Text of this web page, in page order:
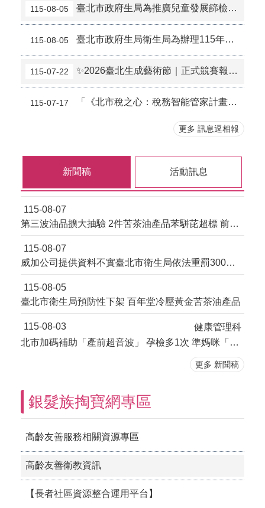
115-08-05 臺北市政府生局為推廣兒童發展篩檢服務(PeDS)，委託廠商於115年8月1日至115年11月14日辦理PeDS線上抽獎活動，歡迎兒童家長踴躍報名參加！
115-08-05 臺北市政府生局衛生局為辦理115年臺北健康養成記「命運精靈召喚所．健康運氣在你手」獎勵活動，歡迎踴躍報名參加！
115-07-22 ✨2026臺北生成藝術節｜正式競賽報名開跑✨
115-07-17 「《北市稅之心：稅務智能管家計畫》AI互動遊戲」租稅宣導活動
更多 訊息逗相報
新聞稿 活動訊息
115-08-07
第三波油品擴大抽驗 2件苦茶油產品苯駢芘超標 前已要求預防性下架
115-08-07
威加公司提供資料不實臺北市衛生局依法重罰300萬元 續查苦茶油及原料下游
115-08-05
臺北市衛生局預防性下架 百年堂冷壓黃金苦茶油產品
115-08-03
健康管理科
北市加碼補助「產前超音波」 孕檢多1次 準媽咪「超」安心！
更多 新聞稿
銀髮族掏寶網專區
高齡友善服務相關資源專區
高齡友善衛教資訊
【長者社區資源整合運用平台】